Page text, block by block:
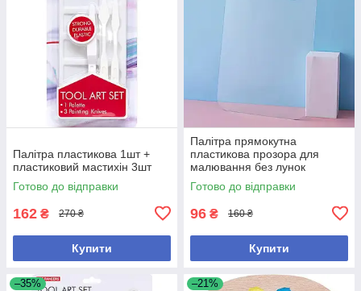
Палітра пластикова 1шт +
пластиковий мастихін 3шт
Готово до відправки
162 ₴ 270 ₴
Купити
Палітра прямокутна
пластикова прозора для
малювання без лунок
25х15см
Готово до відправки
96 ₴ 160 ₴
Купити
–35% –21%